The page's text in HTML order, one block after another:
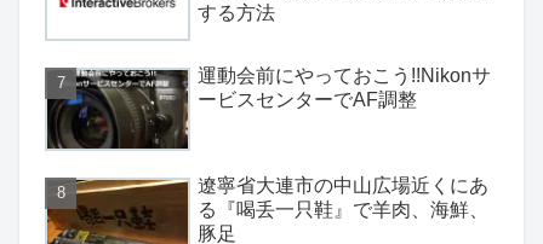
する方法
運動会前にやっておこう!!Nikonサ
ービスセンターでAF調整
遼寧省大連市の中山広場近くにあ
る『喝丢一只鞋』で羊肉、海鮮、
豚足